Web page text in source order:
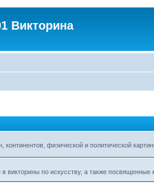
Викторина
континентов, физической и политической
викторины по искусству, а также посвященные